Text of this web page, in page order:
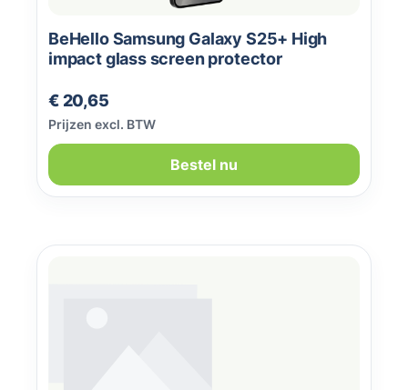
BeHello Samsung Galaxy S25+ High
impact glass screen protector
Normale prijs:
€ 20,65
Prijzen excl. BTW
Bestel nu